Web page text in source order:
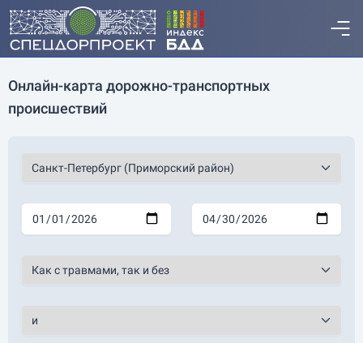
Онлайн-карта дорожно-транспортных
происшествий